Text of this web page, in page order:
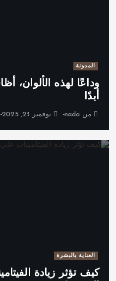
المدونة
وداعًا لهذه الألوان،
أبدًا
من nada نوفمبر 23, 2025
العناية بالبشرة
كيف تؤثر زيادة